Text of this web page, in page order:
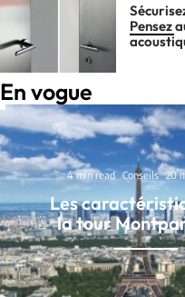
Pensez
En vogue
4 min read Conseils 20
Les
la tour